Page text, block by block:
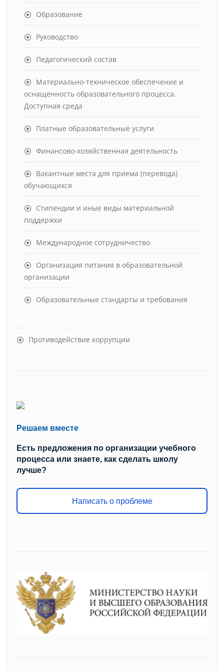
Образование
Руководство
Педагогический состав
Материально-техническое обеспечение и
оснащенность образовательного процесса.
Доступная среда
Платные образовательные услуги
Финансово-хозяйственная деятельность
Вакантные места для приема (перевода)
обучающихся
Стипендии и иные виды материальной
поддержки
Международное сотрудничество
Организация питания в образовательной
организации
Образовательные стандарты и требования
Противодействие коррупции
Решаем вместе
Есть предложения по организации учебного
процесса или знаете, как сделать школу
лучше?
Написать о проблеме